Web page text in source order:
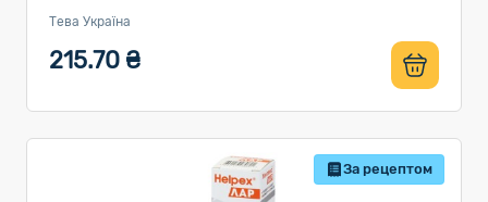
Тева Україна
215.70 ₴
За рецептом